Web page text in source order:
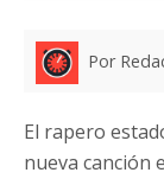
Por
El rapero
nueva canción